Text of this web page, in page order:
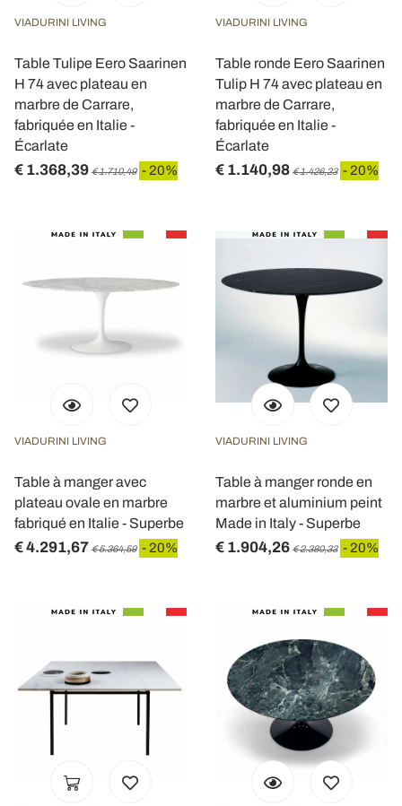
pubblicità e social media, i quali potrebbero combinarle
raccolto dal suo utilizzo dei loro servizi.
VIADURINI LIVING
Table Tulipe Eero Saarinen
H 74 avec plateau en
marbre de Carrare,
fabriquée en Italie -
Écarlate
€ 1.368,39 € 1.710,49 - 20%
VIADURINI LIVING
Table ronde Eero Saarinen
Tulip H 74 avec plateau en
marbre de Carrare,
fabriquée en Italie -
Écarlate
€ 1.140,98 € 1.426,23 - 20%
VIADURINI LIVING
Table à manger avec
plateau ovale en marbre
fabriqué en Italie - Superbe
€ 4.291,67 € 5.364,59 - 20%
VIADURINI LIVING
Table à manger ronde en
marbre et aluminium peint
Made in Italy - Superbe
€ 1.904,26 € 2.380,33 - 20%